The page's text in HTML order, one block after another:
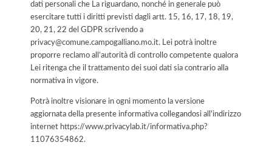
dati personali che La riguardano, nonché in generale può
esercitare tutti i diritti previsti dagli artt. 15, 16, 17, 18, 19,
20, 21, 22 del GDPR scrivendo a
privacy@comune.campogalliano.mo.it. Lei potrà inoltre
proporre reclamo all’autorità di controllo competente qualora
Lei ritenga che il trattamento dei suoi dati sia contrario alla
normativa in vigore.
Potrà inoltre visionare in ogni momento la versione
aggiornata della presente informativa collegandosi all'indirizzo
internet https://www.privacylab.it/informativa.php?
11076354862.